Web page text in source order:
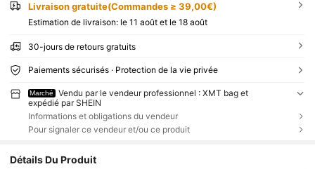
Livraison gratuite(Commandes ≥ 39,00€)
Estimation de livraison: le 11 août et le 18 août
30-jours de retours gratuits
Paiements sécurisés · Protection de la vie privée
Marché
Vendu par le vendeur professionnel : XMT bag et
expédié par SHEIN
Informations et obligations du vendeur
Pour signaler ce vendeur et/ou ce produit
Détails Du Produit